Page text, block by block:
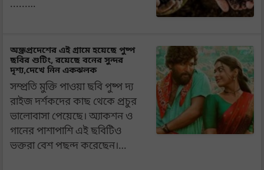
......…
অন্ধ্রপ্রদেশের এই গ্রামে হয়েছে পুষ্প
ছবির শুটিং, রয়েছে বনের সুন্দর
দৃশ্য,দেখে নিন একঝলক
সম্প্রতি মুক্তি পাওয়া ছবি পুষ্প দ্য
রাইজ দর্শকদের কাছ থেকে প্রচুর
ভালোবাসা পেয়েছে। অ্যাকশন ও
গানের পাশাপাশি এই ছবিটিও
ভক্তরা বেশ পছন্দ করেছেন।…